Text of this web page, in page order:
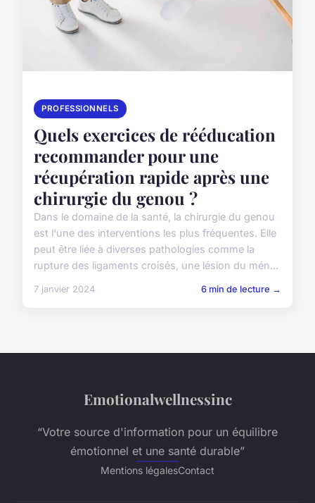
PROFESSIONNELS
Quels exercices de rééducation
recommander pour une
récupération rapide après une
chirurgie du genou ?
Dans le domaine de la santé, la chirurgie du genou
est l'une des interventions les plus fréquentes. Elle
peut être liée à diverses pathologies comme la
rupture des ligaments croisés, une lésion du mén...
7 janvier 2024 6 min de lecture →
Emotionalwellnessinc
“Votre source d'information pour un équilibre
émotionnel et une santé durable”
Mentions légalesContact